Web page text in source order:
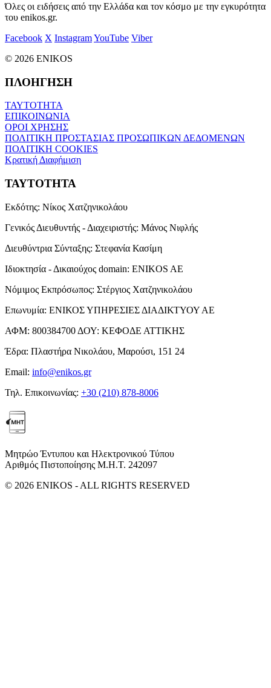
Όλες οι ειδήσεις από την Ελλάδα και τον κόσμο με την εγκυρότητα
του enikos.gr.
Facebook X InstagramYouTube Viber
© 2026 ENIKOS
ΠΛΟΗΓΗΣΗ
ΤΑΥΤΟΤΗΤΑ
ΕΠΙΚΟΙΝΩΝΙΑ
ΟΡΟΙ ΧΡΗΣΗΣ
ΠΟΛΙΤΙΚΗ ΠΡΟΣΤΑΣΙΑΣ ΠΡΟΣΩΠΙΚΩΝ ΔΕΔΟΜΕΝΩΝ
ΠΟΛΙΤΙΚΗ COOKIES
Κρατική Διαφήμιση
ΤΑΥΤΟΤΗΤΑ
Εκδότης: Νίκος Χατζηνικολάου
Γενικός Διευθυντής - Διαχειριστής: Μάνος Νιφλής
Διευθύντρια Σύνταξης: Στεφανία Κασίμη
Ιδιοκτησία - Δικαιούχος domain: ENIKOS AE
Νόμιμος Εκπρόσωπος: Στέργιος Χατζηνικολάου
Επωνυμία: ΕΝΙΚΟΣ ΥΠΗΡΕΣΙΕΣ ΔΙΑΔΙΚΤΥΟΥ ΑΕ
ΑΦΜ: 800384700 ΔΟΥ: ΚΕΦΟΔΕ ΑΤΤΙΚΗΣ
Έδρα: Πλαστήρα Νικολάου, Μαρούσι, 151 24
Email: info@enikos.gr
Τηλ. Επικοινωνίας: +30 (210) 878-8006
Μητρώο Έντυπου και Ηλεκτρονικού Τύπου
Αριθμός Πιστοποίησης Μ.Η.Τ. 242097
© 2026 ENIKOS - ALL RIGHTS RESERVED